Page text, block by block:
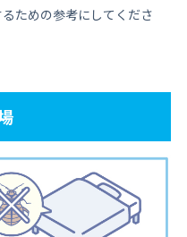
ための参考にしてくださ